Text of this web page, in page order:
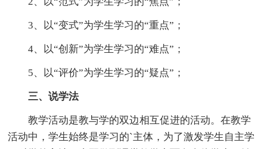
3、以“变式”为学生学习的“重点”；
4、以“创新”为学生学习的“难点”；
5、以“评价”为学生学习的“疑点”；
三、说学法
教学活动是教与学的双边相互促进的活动。在教学
活动中，学生始终是学习的`主体，为了激发学生自主学